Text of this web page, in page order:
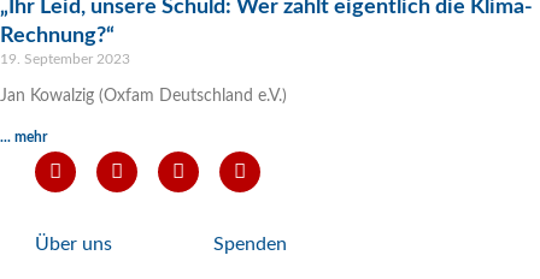
„Ihr Leid, unsere Schuld: Wer zahlt eigentlich die Klima-
Rechnung?“
19. September 2023
Jan Kowalzig (Oxfam Deutschland e.V.)
... mehr
Über uns Spenden